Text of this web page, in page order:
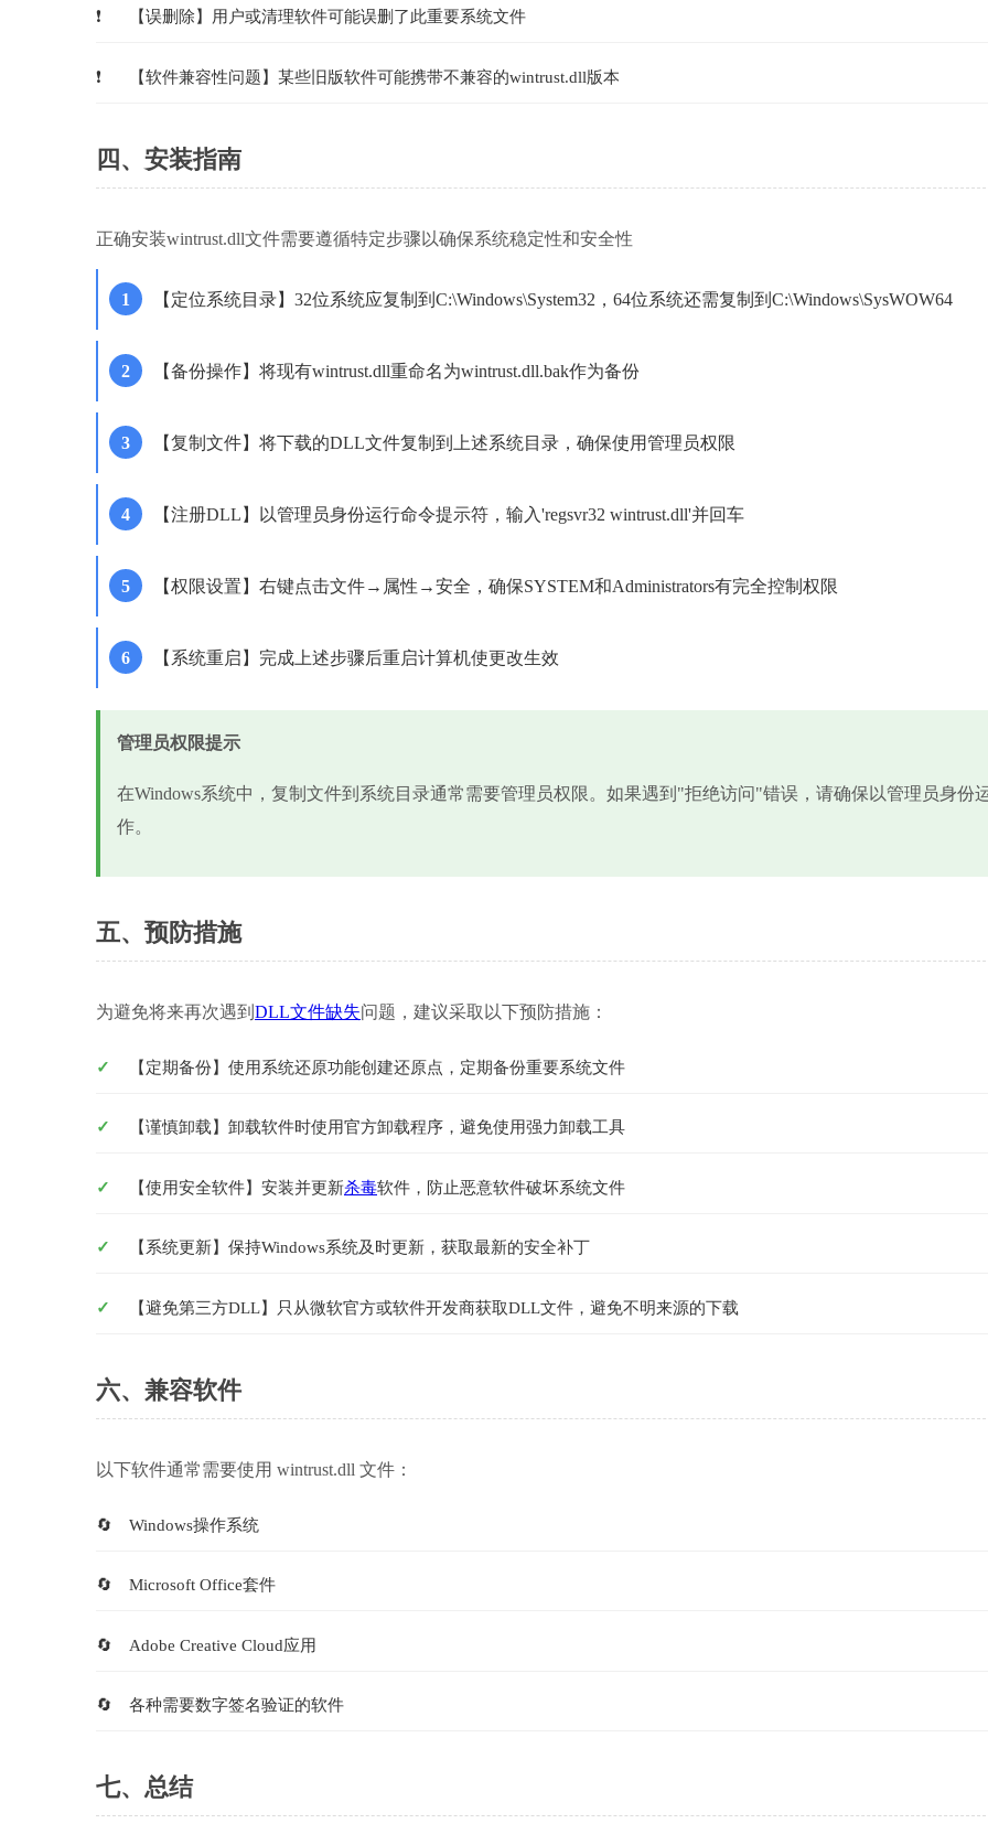
【误删除】用户或清理软件可能误删了此重要系统文件
【软件兼容性问题】某些旧版软件可能携带不兼容的wintrust.dll版本
四、安装指南
正确安装wintrust.dll文件需要遵循特定步骤以确保系统稳定性和安全性
【定位系统目录】32位系统应复制到C:\Windows\System32，64位系统还需复制到C:\Windows\SysWOW64
【备份操作】将现有wintrust.dll重命名为wintrust.dll.bak作为备份
【复制文件】将下载的DLL文件复制到上述系统目录，确保使用管理员权限
【注册DLL】以管理员身份运行命令提示符，输入'regsvr32 wintrust.dll'并回车
【权限设置】右键点击文件→属性→安全，确保SYSTEM和Administrators有完全控制权限
【系统重启】完成上述步骤后重启计算机使更改生效
管理员权限提示
在Windows系统中，复制文件到系统目录通常需要管理员权限。如果遇到"拒绝访问"错误，请确保以管理员身份
作。
五、预防措施
为避免将来再次遇到 DLL文件缺失问题，建议采取以下预防措施：
【定期备份】使用系统还原功能创建还原点，定期备份重要系统文件
【谨慎卸载】卸载软件时使用官方卸载程序，避免使用强力卸载工具
【使用安全软件】安装并更新杀毒软件，防止恶意软件破坏系统文件
【系统更新】保持Windows系统及时更新，获取最新的安全补丁
【避免第三方DLL】只从微软官方或软件开发商获取DLL文件，避免不明来源的下载
六、兼容软件
以下软件通常需要使用 wintrust.dll 文件：
Windows操作系统
Microsoft Office套件
Adobe Creative Cloud应用
各种需要数字签名验证的软件
七、总结